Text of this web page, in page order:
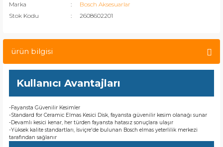
Marka
Bosch Aksesuarlar
Stok Kodu
2608602201
ürün bilgisi
Kullanıcı Avantajları
-Fayansta Güvenilir Kesimler
-Standard for Ceramic Elmas Kesici Disk, fayansta güvenilir kesim olanağı sunar
-Devamlı kesici kenar, her türden fayansta hatasız sonuçlara ulaşır
-Yüksek kalite standartları, İsviçre'de bulunan Bosch elmas yeterlilik merkezi
tarafından sağlanır